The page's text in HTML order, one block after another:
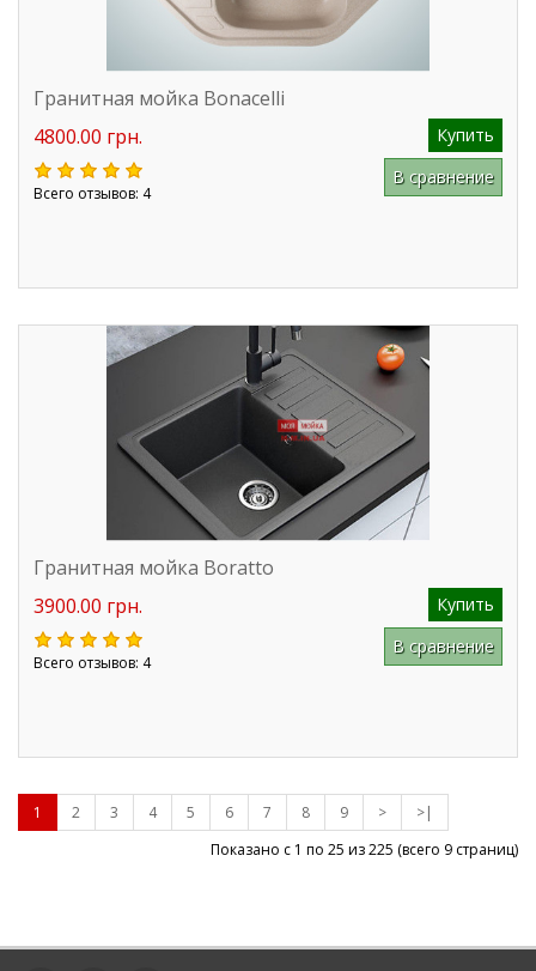
Гранитная мойка Bonacelli
4800.00 грн.
Купить
Всего отзывов: 4
В сравнение
Гранитная мойка Boratto
3900.00 грн.
Купить
Всего отзывов: 4
В сравнение
1 2 3 4 5 6 7 8 9 >
>|
Показано с 1 по 25 из225 (всего 9 страниц)